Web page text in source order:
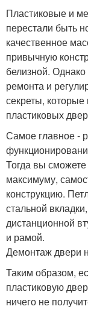
Пластиковые и
перестали быть
качественное
привычную
белизной.
ремонта и
секреты,
пластиковых
Самое главное -
Тогда вы
максимуму,
конструкцию.
стальной
дистанционной
и рамой.
Демонтаж двери
Таким образом,
пластиковую
ничего не